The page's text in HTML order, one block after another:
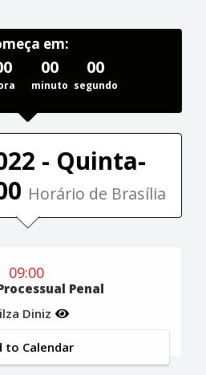
em:
00
minuto
00
segundo
- Quinta-
Horário de Brasília
09:00
Penal
Diniz
to Calendar